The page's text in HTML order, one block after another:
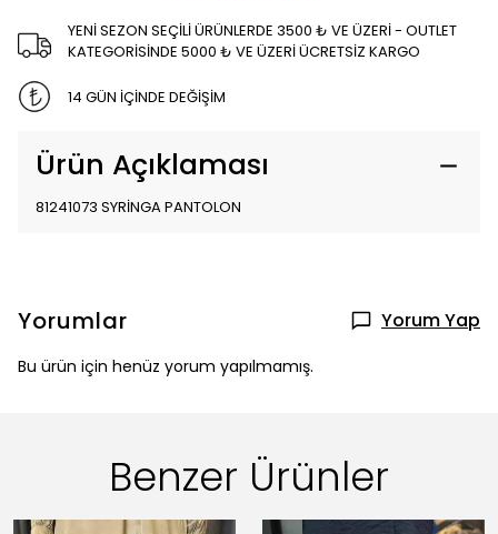
YENİ SEZON SEÇİLİ ÜRÜNLERDE 3500 ₺ VE ÜZERİ - OUTLET
KATEGORİSİNDE 5000 ₺ VE ÜZERİ ÜCRETSİZ KARGO
14 GÜN İÇİNDE DEĞİŞİM
Ürün Açıklaması
81241073 SYRİNGA PANTOLON
Yorumlar Yorum Yap
Bu ürün için henüz yorum yapılmamış.
Benzer Ürünler